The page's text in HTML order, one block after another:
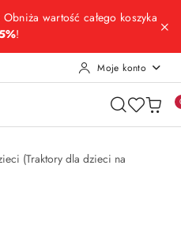
Obniża wartość całego koszyka
!
Moje konto
(Traktory dla dzieci na